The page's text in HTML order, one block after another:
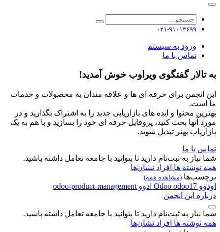
۰۲۱-۹۱۰۱۳۶۹۹
ورود به سیستم
تماس با ما
به تالار گفتگوی ویراوب خوش آمدید!
این انجمن برای حرفه ای ها و علاقه مندان به محصولات و خدمات
ما است.
بهترین محتوا و ایده های بازاریابی جدید را به اشتراک بگذارید و در
مورد آنها بحث کنید، پروفایل حرفه ای خود را بسازید و با هم به یک
بازاریاب بهتر تبدیل شوید.
تماس با ما
شما نیاز به ثبت‌نام دارید تا بتوانید با جامعه تعامل داشته باشید.
همه نوشته ها افراد نشان‌ها
برچسب‌ها (مشاهده همه)
اودوو Odoo odoo17 ادوو odoo-product-management
درباره این انجمن
شما نیاز به ثبت‌نام دارید تا بتوانید با جامعه تعامل داشته باشید.
همه نوشته ها افراد نشان‌ها